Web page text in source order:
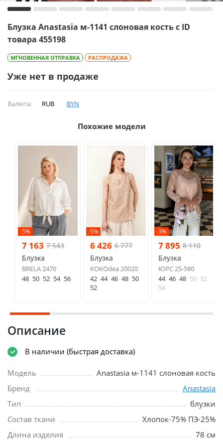
Блузка Anastasia м-1141 слоновая кость с ID
товара 455198
МГНОВЕННАЯ ОТПРАВКА РАСПРОДАЖА
Уже нет в продаже
Валюта: RUB BYN
Похожие модели
-5%
7 163 7 543
Блузка
BRELA 2470
48 50 52 54 56
-5%
6 426 6 777
Блузка
KOKOdea 20020
42 44 46 48 50
52
-3%
7 895 8 110
Блузка
ЮРС 25-580
44 46 48 50 52
54
Описание
В наличии (быстрая доставка)
Модель
Anastasia м-1141 слоновая кость
Бренд
Anastasia
Тип
блузки
Состав ткани
Хлопок-75% ПЭ-25%
Длина изделия
78 см